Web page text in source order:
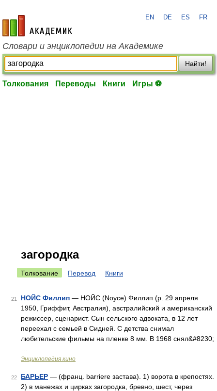
academic.ru
EN DE ES FR
Словари и энциклопедии на Академике
Найти!
Толкования Переводы Книги Игры ⚽
загородка
Толкование Перевод Книги
21 НОЙС Филлип — НОЙС (Noyce) Филлип (р. 29 апреля
1950, Гриффит, Австралия), австралийский и американский
режиссер, сценарист. Сын сельского адвоката, в 12 лет
переехал с семьей в Сидней. С детства снимал
любительские фильмы на пленке 8 мм. В 1968 снял&#8230;
Энциклопедия кино
22 БАРЬЕР — (франц. barriere застава). 1) ворота в крепостях.
2) в манежах и цирках загородка, бревно, шест, через